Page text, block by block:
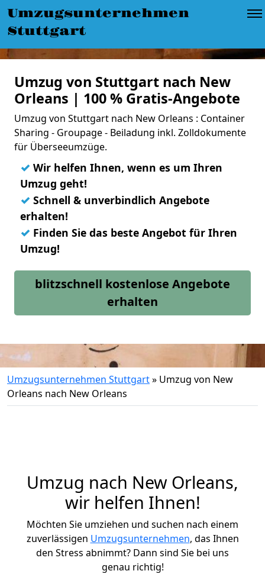
Umzugsunternehmen
Stuttgart
Umzug von Stuttgart nach New
Orleans | 100 % Gratis-Angebote
Umzug von Stuttgart nach New Orleans : Container
Sharing - Groupage - Beiladung inkl. Zolldokumente
für Überseeumzüge.
✓ Wir helfen Ihnen, wenn es um Ihren
Umzug geht!
✓ Schnell & unverbindlich Angebote
erhalten!
✓ Finden Sie das beste Angebot für Ihren
Umzug!
blitzschnell kostenlose Angebote
erhalten
Umzugsunternehmen Stuttgart» Umzug von New
Orleans nach New Orleans
Umzug nach New Orleans,
wir helfen Ihnen!
Möchten Sie umziehen und suchen nach einem
zuverlässigen Umzugsunternehmen, das Ihnen
den Stress abnimmt? Dann sind Sie bei uns
genau richtig!